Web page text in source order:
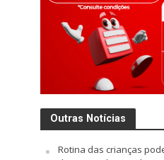
Outras Notícias
Rotina das crianças